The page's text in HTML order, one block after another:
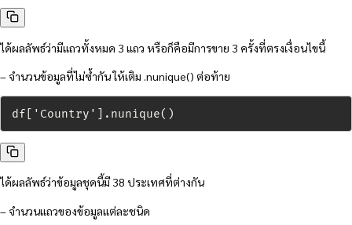
ได้ผลลัพธ์ว่ามีแถวทั้งหมด 3 แถว หรือก็คือมีการขาย 3 ครั้งที่ตรงเงื่อนไขนี้
– จำนวนข้อมูลที่ไม่ซ้ำกัน ให้เติม .nunique() ต่อท้าย
df['Country'].nunique()
ได้ผลลัพธ์ว่าข้อมูลชุดนี้มี 38 ประเทศที่ต่างกัน
– จำนวนแถวของข้อมูลแต่ละชนิด